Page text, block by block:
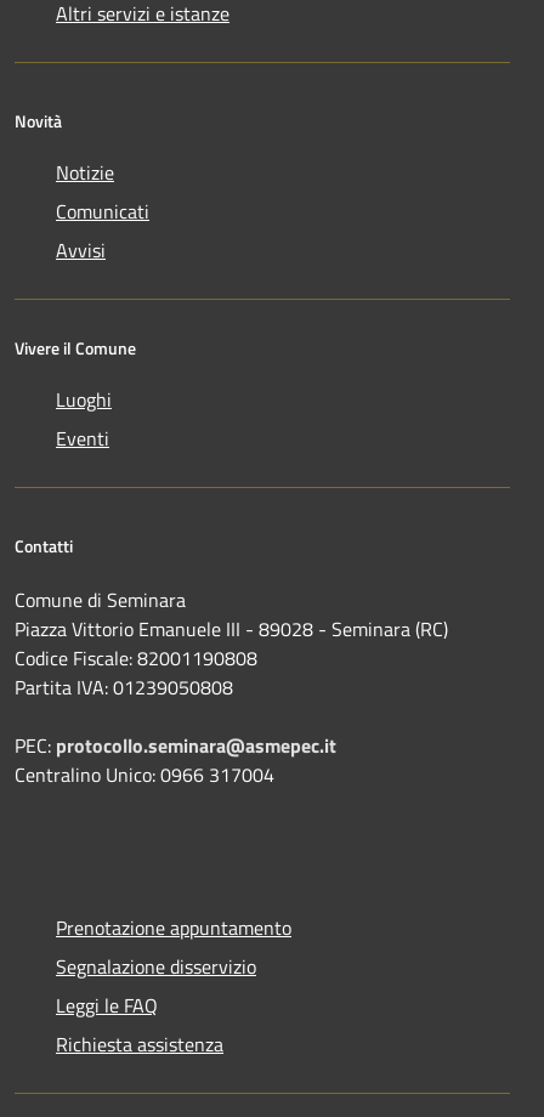
Altri servizi e istanze
Novità
Notizie
Comunicati
Avvisi
Vivere il Comune
Luoghi
Eventi
Contatti
Comune di Seminara
Piazza Vittorio Emanuele III - 89028 - Seminara (RC)
Codice Fiscale: 82001190808
Partita IVA: 01239050808
PEC: protocollo.seminara@asmepec.it
Centralino Unico: 0966 317004
Prenotazione appuntamento
Segnalazione disservizio
Leggi le FAQ
Richiesta assistenza